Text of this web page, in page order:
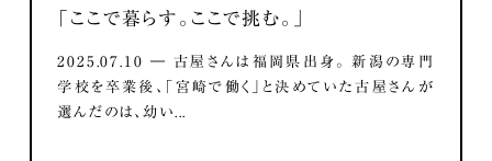
「ここで暮らす。ここで挑む。」
2025.07.10 ― 古屋さんは福岡県出身。 新潟の専門
学校を卒業後、「宮崎で働く」と決めていた古屋さんが
選んだのは、幼い...